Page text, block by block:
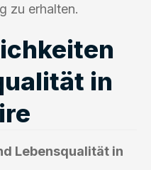
zu erhalten.
in
Lebensqualität in